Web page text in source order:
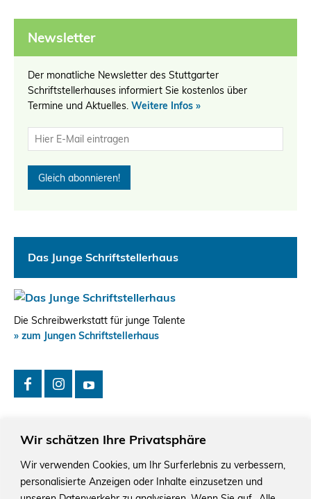
Wir schätzen Ihre Privatsphäre
Wir verwenden Cookies, um Ihr Surferlebnis zu verbessern,
personalisierte Anzeigen oder Inhalte einzusetzen und
Newsletter
Der monatliche Newsletter des Stuttgarter
Schriftstellerhauses informiert Sie kostenlos über
Termine und Aktuelles. Weitere Infos »
Das Junge Schriftstellerhaus
Die Schreibwerkstatt für junge Talente
» zum Jungen Schriftstellerhaus
Das Schriftstellerhaus ist ein beliebter Treffpunkt für
Autorinnen und Autoren aus Stuttgart und der Region sowie